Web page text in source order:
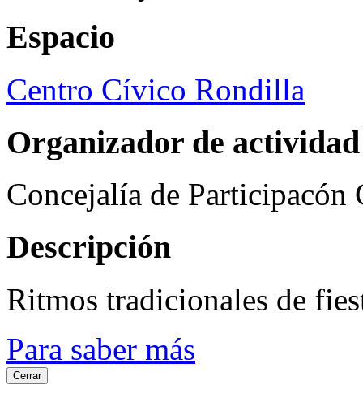
Espacio
Centro Cívico Rondilla
Organizador de actividad
Concejalía de Participacón
Descripción
Ritmos tradicionales de
Para saber más
Cerrar